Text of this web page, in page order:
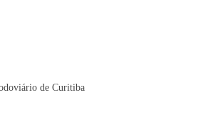
de Curitiba